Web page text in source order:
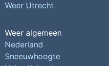
Weer Utrecht
Weer algemeen
Nederland
Sneeuwhoogte